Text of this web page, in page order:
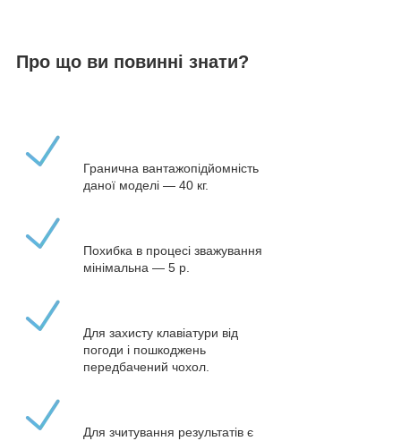
Про що ви повинні знати?
Гранична вантажопідйомність
даної моделі — 40 кг.
Похибка в процесі зважування
мінімальна — 5 р.
Для захисту клавіатури від
погоди і пошкоджень
передбачений чохол.
Для зчитування результатів є